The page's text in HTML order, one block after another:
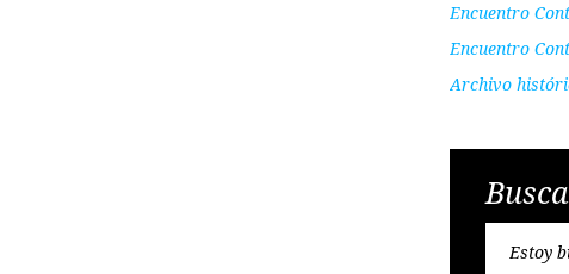
Encuentro
Encuentro
Archivo